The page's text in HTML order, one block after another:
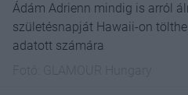
Ádám Adrienn mindig is arról
születésnapját Hawaii-on
adatott számára